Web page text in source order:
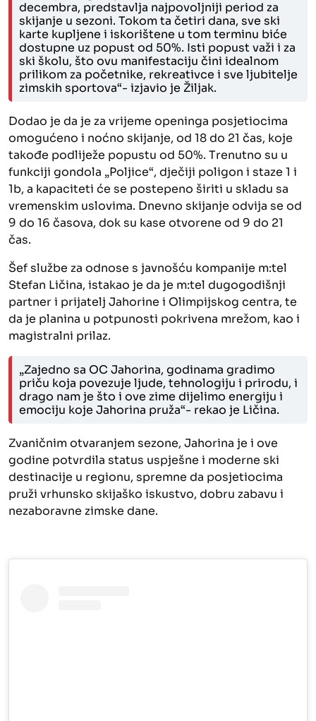
decembra, predstavlja najpovoljniji period za
skijanje u sezoni. Tokom ta četiri dana, sve ski
karte kupljene i iskorištene u tom terminu biće
dostupne uz popust od 50%. Isti popust važi i za
ski školu, što ovu manifestaciju čini idealnom
prilikom za početnike, rekreativce i sve ljubitelje
zimskih sportova“- izjavio je Žiljak.
Dodao je da je za vrijeme openinga posjetiocima
omogućeno i noćno skijanje, od 18 do 21 čas, koje
takođe podliježe popustu od 50%. Trenutno su u
funkciji gondola „Poljice“, dječiji poligon i staze 1 i
1b, a kapaciteti će se postepeno širiti u skladu sa
vremenskim uslovima. Dnevno skijanje odvija se od
9 do 16 časova, dok su kase otvorene od 9 do 21
čas.
Šef službe za odnose s javnošću kompanije m:tel
Stefan Ličina, istakao je da je m:tel dugogodišnji
partner i prijatelj Jahorine i Olimpijskog centra, te
da je planina u potpunosti pokrivena mrežom, kao i
magistralni prilaz.
„Zajedno sa OC Jahorina, godinama gradimo
priču koja povezuje ljude, tehnologiju i prirodu, i
drago nam je što i ove zime dijelimo energiju i
emociju koje Jahorina pruža“- rekao je Ličina.
Zvaničnim otvaranjemsezone, Jahorina je i ove
godine potvrdila status uspješne i moderne ski
destinacije u regionu, spremne da posjetiocima
pruži vrhunsko skijaško iskustvo, dobru zabavu i
nezaboravne zimske dane.